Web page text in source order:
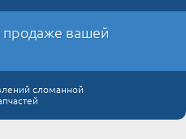
продаже вашей
сломанной